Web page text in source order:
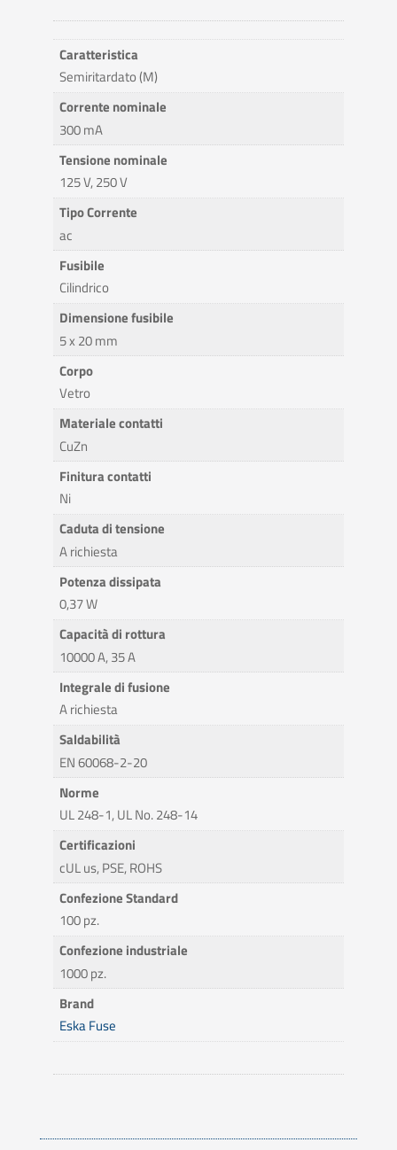
Caratteristica
Semiritardato (M)
Corrente nominale
300 mA
Tensione nominale
125 V, 250 V
Tipo Corrente
ac
Fusibile
Cilindrico
Dimensione fusibile
5 x 20 mm
Corpo
Vetro
Materiale contatti
CuZn
Finitura contatti
Ni
Caduta di tensione
A richiesta
Potenza dissipata
0,37 W
Capacità di rottura
10000 A, 35 A
Integrale di fusione
A richiesta
Saldabilità
EN 60068-2-20
Norme
UL 248-1, UL No. 248-14
Certificazioni
cUL us, PSE, ROHS
Confezione Standard
100 pz.
Confezione industriale
1000 pz.
Brand
Eska Fuse